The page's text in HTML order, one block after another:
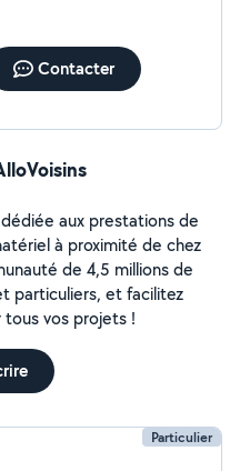
Contacter
aux prestations de
à proximité de chez
de 4,5 millions de
particuliers, et facilitez
vos projets !
Particulier